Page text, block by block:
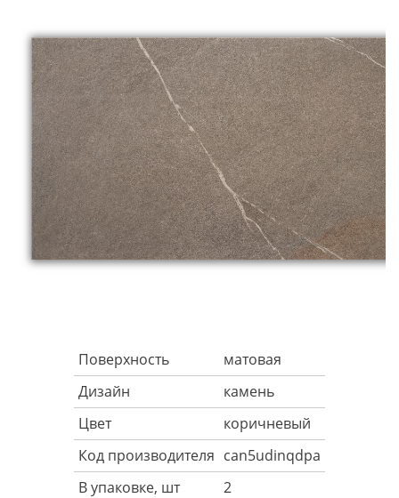
Поверхность
матовая
Дизайн
камень
Цвет
коричневый
Код производителя can5udinqdpa
В упаковке, шт
2